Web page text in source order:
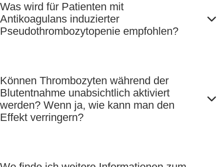
Was wird für Patienten mit
Antikoagulans induzierter
Pseudothrombozytopenie empfohlen?
Können Thrombozyten während der
Blutentnahme unabsichtlich aktiviert
werden? Wenn ja, wie kann man den
Effekt verringern?